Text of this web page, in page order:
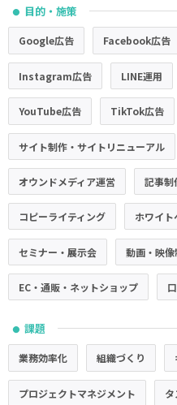
● 目的・施策
Google広告 Facebook広告
Instagram広告 LINE運用
YouTube広告 TikTok広告
サイト制作・サイトリニューアル
オウンドメディア運営 記事制
コピーライティング ホワイ
セミナー・展示会 動画・映像
EC・通販・ネットショップ
● 課題
業務効率化 組織づくり
プロジェクトマネジメント